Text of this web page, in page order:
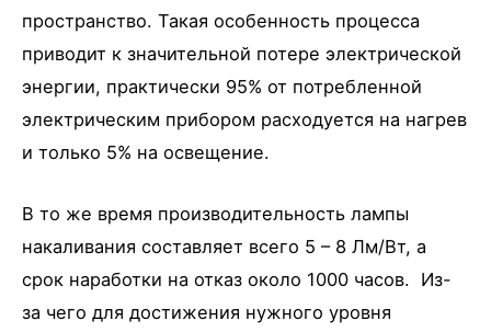
пространство. Такая особенность процесса
приводит к значительной потере электрической
энергии, практически 95% от потребленной
электрическим прибором расходуется на нагрев
и только 5% на освещение.
В то же время производительность лампы
накаливания составляет всего 5 – 8 Лм/Вт, а
срок наработки на отказ около 1000 часов. Из-
за чего для достижения нужного уровня